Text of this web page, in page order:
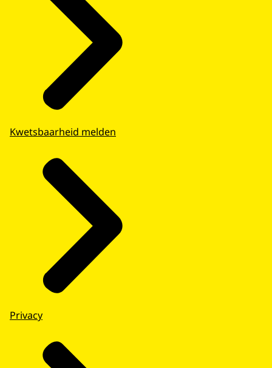
Kwetsbaarheid melden
Privacy